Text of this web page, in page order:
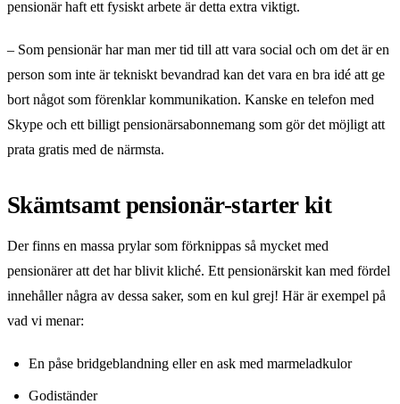
pensionär haft ett fysiskt arbete är detta extra viktigt.
– Som pensionär har man mer tid till att vara social och om det är en
person som inte är tekniskt bevandrad kan det vara en bra idé att ge
bort något som förenklar kommunikation. Kanske en telefon med
Skype och ett billigt pensionärsabonnemang som gör det möjligt att
prata gratis med de närmsta.
Skämtsamt pensionär-starter kit
Der finns en massa prylar som förknippas så mycket med
pensionärer att det har blivit kliché. Ett pensionärskit kan med fördel
innehåller några av dessa saker, som en kul grej! Här är exempel på
vad vi menar:
En påse bridgeblandning eller en ask med marmeladkulor
Godiständer